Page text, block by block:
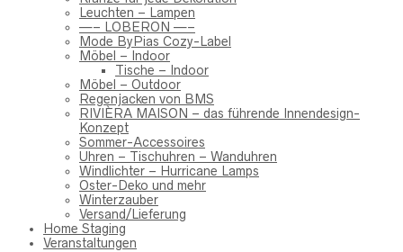
Leuchten – Lampen
—– LOBERON —–
Mode ByPias Cozy-Label
Möbel – Indoor
Tische – Indoor
Möbel – Outdoor
Regenjacken von BMS
RIVIÈRA MAISON – das führende Innendesign-
Konzept
Sommer-Accessoires
Uhren – Tischuhren – Wanduhren
Windlichter – Hurricane Lamps
Oster-Deko und mehr
Winterzauber
Versand/Lieferung
Home Staging
Veranstaltungen